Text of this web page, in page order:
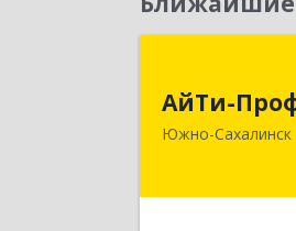
АйТи-
Южно-Сахалинск